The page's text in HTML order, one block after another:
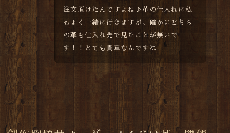
注文頂けたんですよね♪革の仕入れに私
もよく一緒に行きますが、確かにどちら
の革も仕入れ先で見たことが無いで
す！！とても貴重なんですね